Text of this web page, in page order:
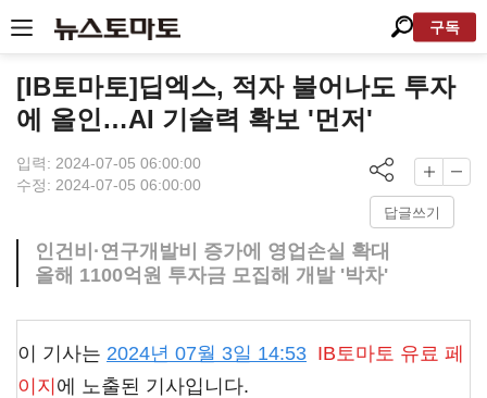
구독
[IB토마토]딥엑스, 적자 불어나도 투자
에 올인…AI 기술력 확보 '먼저'
입력: 2024-07-05 06:00:00
수정: 2024-07-05 06:00:00
답글쓰기
인건비·연구개발비 증가에 영업손실 확대
올해 1100억원 투자금 모집해 개발 '박차'
이 기사는 2024년 07월 3일 14:53 IB토마토 유료 페
이지 에 노출된 기사입니다.